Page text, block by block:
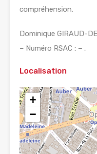
compréhension.
Dominique GIRAUD-
– Numéro RSAC : – .
Localisation
+
−